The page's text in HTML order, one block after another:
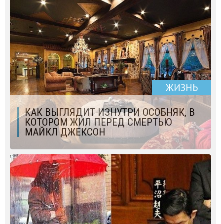
ЖИЗНЬ
КАК ВЫГЛЯДИТ ИЗНУТРИ ОСОБНЯК, В
КОТОРОМ ЖИЛ ПЕРЕД СМЕРТЬЮ
МАЙКЛ ДЖЕКСОН